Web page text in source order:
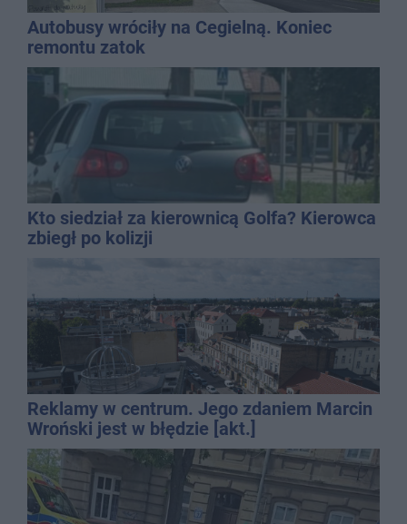
Autobusy wróciły na Cegielną. Koniec
remontu zatok
Kto siedział za kierownicą Golfa? Kierowca
zbiegł po kolizji
Reklamy w centrum. Jego zdaniem Marcin
Wroński jest w błędzie [akt.]